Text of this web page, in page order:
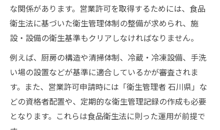
な関係があります。営業許可を取得するためには、食品
衛生法に基づいた衛生管理体制の整備が求められ、施
設・設備の衛生基準もクリアしなければなりません。
例えば、厨房の構造や清掃体制、冷蔵・冷凍設備、手洗
い場の設置などが基準に適合しているかが審査されま
す。また、営業許可申請時には「衛生管理者 石川県」な
どの資格者配置や、定期的な衛生管理記録の作成も必要
となります。これらは食品衛生法に則った運用が前提で